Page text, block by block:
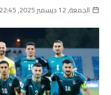
الجمعة, 12 ديسمبر 2025, 22:45